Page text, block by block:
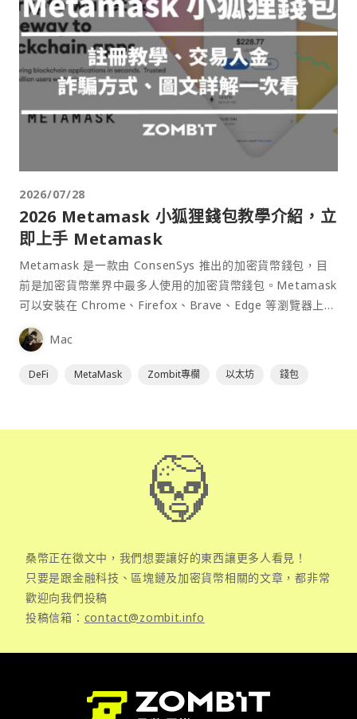
2026/07/28
2026 Metamask 小狐狸錢包教學介紹，立
即上手 Metamask
Metamask 是一款由 ConsenSys 推出的加密貨幣錢包，目
前是加密貨幣業界中最多人使用的加密貨幣錢包。Metamask
可以安裝在 Chrome、Firefox、Brave、Edge 等瀏覽器上作
為插件使用，具備許多功能且使用上非常方便。
Mac
DeFi MetaMask Zombit專欄 以太坊 錢包
桑幣正在徵文中，我們想要讓好的東西讓更多人看見！
只要是跟金融科技、區塊鏈及加密貨幣相關的文章，都非常
歡迎向我們投稿
投稿信箱： contact@zombit.info